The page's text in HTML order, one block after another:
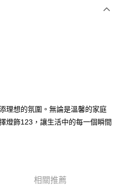
付款」的支付方式。 讓您購物簡單
理想的氛圍。無論是溫馨的家庭
燈飾123，讓生活中的每一個瞬間
相關推薦